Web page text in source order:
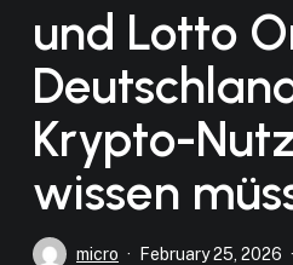
und Lotto
Krypto-
wissen
micro February 25, 2026